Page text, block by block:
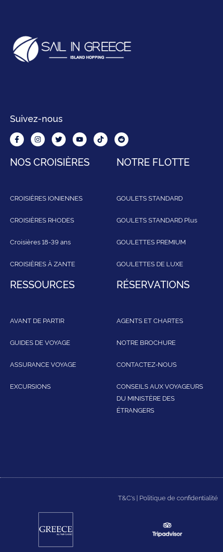
Suivez-nous
NOS CROISIÈRES
CROISIÈRES IONIENNES
CROISIÈRES RHODES
Croisières 18-39 ans
CROISIÈRES À ZANTE
NOTRE FLOTTE
GOULETS STANDARD
GOULETS STANDARD Plus
GOULETTES PREMIUM
GOULETTES DE LUXE
RESSOURCES
AVANT DE PARTIR
GUIDES DE VOYAGE
ASSURANCE VOYAGE
EXCURSIONS
RÉSERVATIONS
AGENTS ET CHARTES
NOTRE BROCHURE
CONTACTEZ-NOUS
CONSEILS AUX VOYAGEURS
DU MINISTÈRE DES
ÉTRANGERS
T&C's | Politique de confidentialité